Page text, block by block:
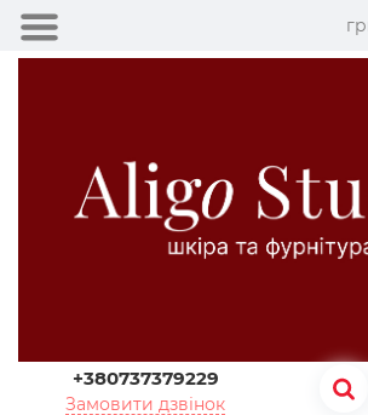
+380737379229
Замовити дзвінок